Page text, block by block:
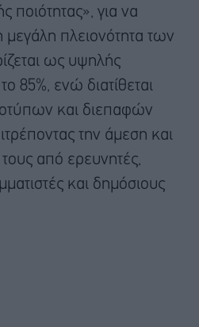
ποιότητας», για να
πλειονότητα των
ως υψηλής
85%, ενώ διατίθεται
και διεπαφών
την άμεση και
από ερευνητές,
και δημόσιους